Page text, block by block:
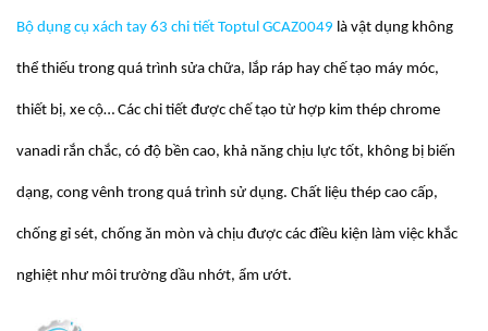
Bộ dụng cụ xách tay 63 chi tiết Toptul GCAZ0049 là vật dụng không
thể thiếu trong quá trình sửa chữa, lắp ráp hay chế tạo máy móc,
thiết bị, xe cộ… Các chi tiết được chế tạo từ hợp kim thép chrome
vanadi rắn chắc, có độ bền cao, khả năng chịu lực tốt, không bị biến
dạng, cong vênh trong quá trình sử dụng. Chất liệu thép cao cấp,
chống gỉ sét, chống ăn mòn và chịu được các điều kiện làm việc khắc
nghiệt như môi trường dầu nhớt, ẩm ướt.